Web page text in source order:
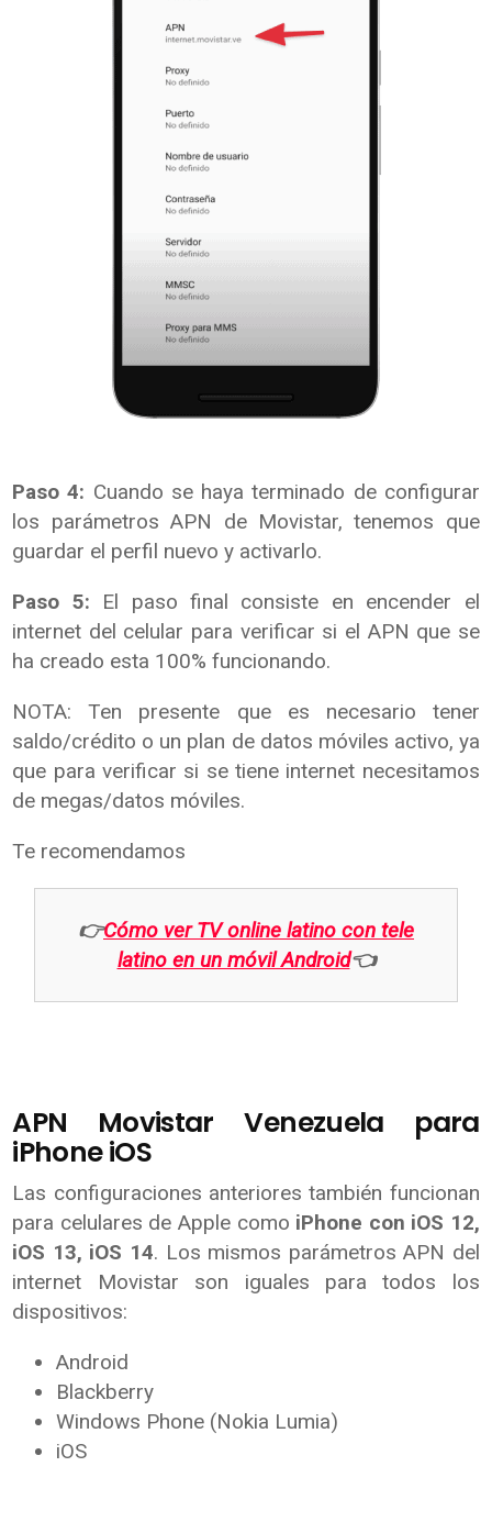
Paso 4: Cuando se haya terminado de configurar
los parámetros APN de Movistar, tenemos que
guardar el perfil nuevo y activarlo.
Paso 5: El paso final consiste en encender el
internet del celular para verificar si el APN que se
ha creado esta 100% funcionando.
NOTA: Ten presente que es necesario tener
saldo/crédito o un plan de datos móviles activo, ya
que para verificar si se tiene internet necesitamos
de megas/datos móviles.
Te recomendamos
👉Cómo ver TV online latino con tele
latino en un móvil Android👈
APN Movistar Venezuela para
iPhone iOS
Las configuraciones anteriores también funcionan
para celulares de Apple como iPhone con iOS 12,
iOS 13, iOS 14. Los mismos parámetros APN del
internet Movistar son iguales para todos los
dispositivos:
Android
Blackberry
Windows Phone (Nokia Lumia)
iOS